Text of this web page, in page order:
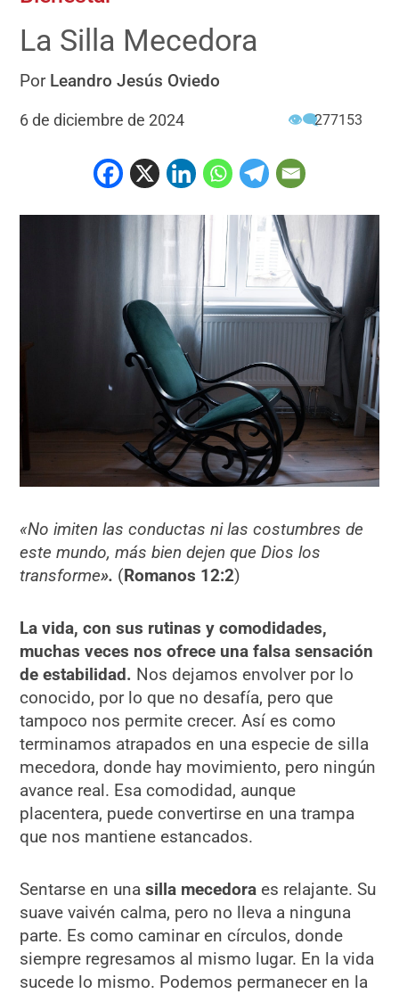
La Silla Mecedora
Por Leandro Jesús Oviedo
6 de diciembre de 2024 👁‍🗨277153
«No imiten las conductas ni las costumbres de
este mundo, más bien dejen que Dios los
transforme». (Romanos 12:2)
La vida, con sus rutinas y comodidades,
muchas veces nos ofrece una falsa sensación
de estabilidad. Nos dejamos envolver por lo
conocido, por lo que no desafía, pero que
tampoco nos permite crecer. Así es como
terminamos atrapados en una especie de silla
mecedora, donde hay movimiento, pero ningún
avance real. Esa comodidad, aunque
placentera, puede convertirse en una trampa
que nos mantiene estancados.
Sentarse en unasilla mecedora es relajante. Su
suave vaivén calma, pero no lleva a ninguna
parte. Es como caminar en círculos, donde
siempre regresamos al mismo lugar. En la vida
sucede lo mismo. Podemos permanecer en la